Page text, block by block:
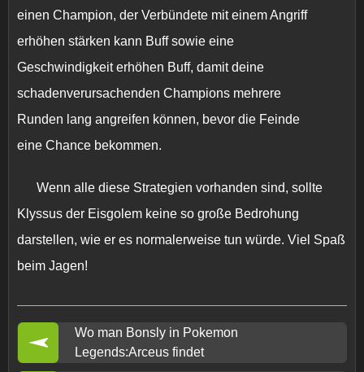
einen Champion, der Verbündete mit einemAngriff
erhöhen stärken kann Buff sowie eine
Geschwindigkeit erhöhen Buff, damit deine
schadenverursachenden Champions mehrere
Runden lang angreifen können, bevor die Feinde
eine Chance bekommen.
Wenn alle diese Strategien vorhanden sind, sollte
Klyssus der Eisgolem keine so große Bedrohung
darstellen, wie er es normalerweise tun würde. Viel Spaß
beim Jagen!
Wo man Bonsly in Pokemon
Legends:Arceus findet